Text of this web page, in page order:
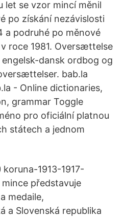
let se vzor mincí měnil
po získání nezávislosti
a podruhé po měnové
roce 1981. Oversættelse
dansk ordbog og
bab.la
- Online dictionaries,
grammar Toggle
pro oficiální platnou
státech a jednom
1913-1917-
představuje
medaile,
a Slovenská republika